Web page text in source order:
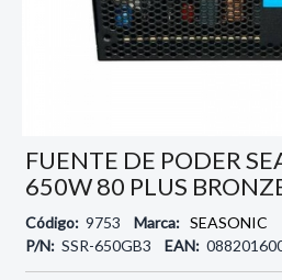
FUENTE DE PODER
650W 80 PLUS
Código: 9753 Marca: SEASONIC
P/N: SSR-650GB3 EAN: